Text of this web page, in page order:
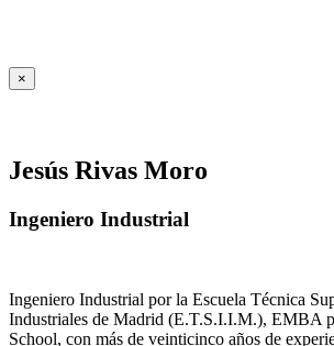
×
Jesús Rivas Moro
Ingeniero Industrial
Ingeniero Industrial por la Escuela Técnica
Industriales de Madrid (E.T.S.I.I.M.), EMBA
School, con más de veinticinco años de